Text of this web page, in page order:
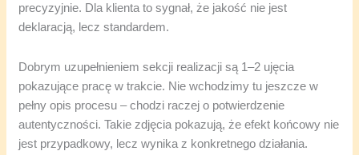
precyzyjnie. Dla klienta to sygnał, że jakość nie jest
deklaracją, lecz standardem.
Dobrym uzupełnieniem sekcji realizacji są 1–2 ujęcia
pokazujące pracę w trakcie. Nie wchodzimy tu jeszcze w
pełny opis procesu – chodzi raczej o potwierdzenie
autentyczności. Takie zdjęcia pokazują, że efekt końcowy nie
jest przypadkowy, lecz wynika z konkretnego działania.